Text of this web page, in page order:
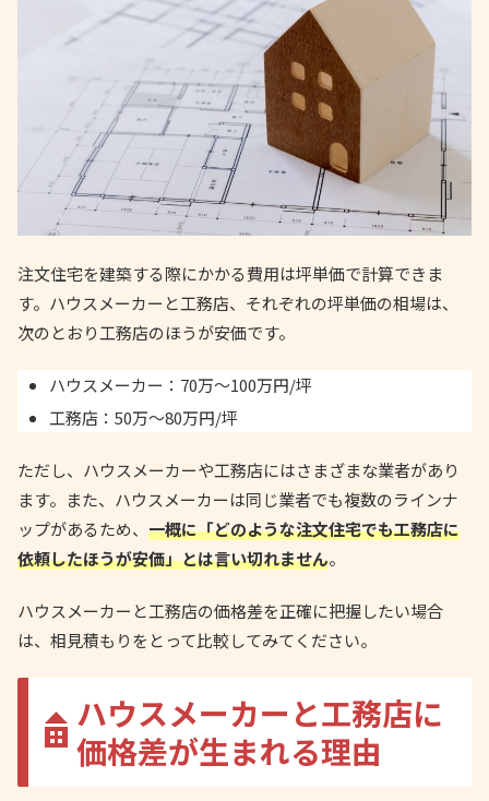
注文住宅を建築する際にかかる費用は坪単価で計算できま
す。ハウスメーカーと工務店、それぞれの坪単価の相場は、
次のとおり工務店のほうが安価です。
ハウスメーカー：70万～100万円/坪
工務店：50万～80万円/坪
ただし、ハウスメーカーや工務店にはさまざまな業者があり
ます。また、ハウスメーカーは同じ業者でも複数のラインナ
ップがあるため、 一概に「どのような注文住宅でも工務店に
依頼したほうが安価」とは言い切れません。
ハウスメーカーと工務店の価格差を正確に把握したい場合
は、相見積もりをとって比較してみてください。
ハウスメーカーと工務店に
価格差が生まれる理由